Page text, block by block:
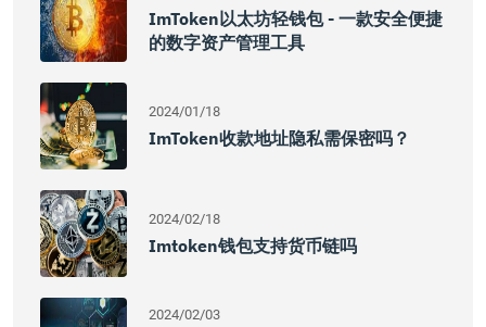
ImToken以太坊轻钱包 - 一款安全便捷
的数字资产管理工具
2024/01/18
ImToken收款地址隐私需保密吗？
2024/02/18
Imtoken钱包支持货币链吗
2024/02/03